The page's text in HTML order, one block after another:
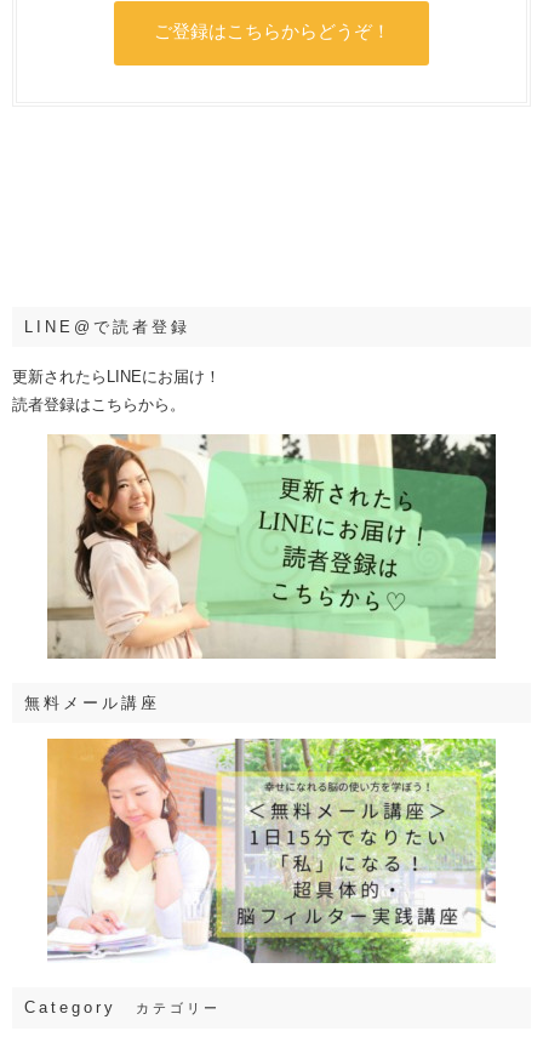
ご登録はこちらからどうぞ！
LINE@で読者登録
更新されたらLINEにお届け！
読者登録はこちらから。
無料メール講座
Category カテゴリー